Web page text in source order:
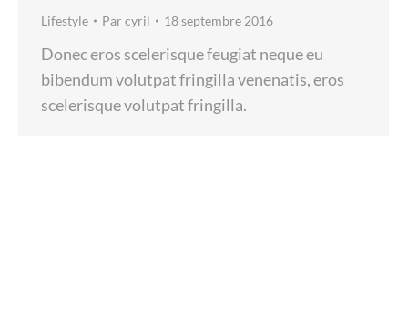
Lifestyle Par cyril 18 septembre 2016
Donec eros scelerisque feugiat neque eu
bibendum volutpat fringilla venenatis, eros
scelerisque volutpat fringilla.